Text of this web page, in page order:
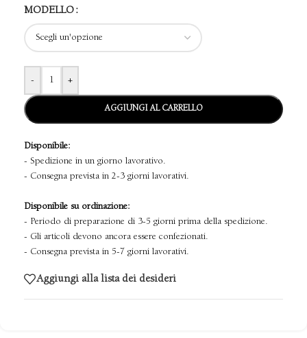
MODELLO
- +
AGGIUNGI AL CARRELLO
Disponibile:
- Spedizione in un giorno lavorativo.
- Consegna prevista in 2-3 giorni lavorativi.
Disponibile su ordinazione:
- Periodo di preparazione di 3-5 giorni prima della spedizione.
- Gli articoli devono ancora essere confezionati.
- Consegna prevista in 5-7 giorni lavorativi.
Aggiungi alla lista dei desideri